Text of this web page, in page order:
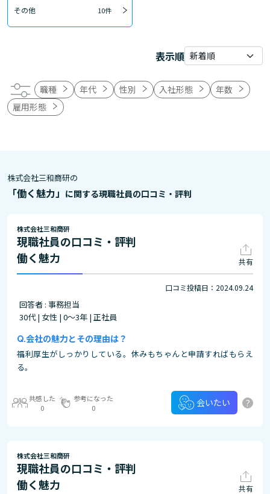
その他 10件
表示順
職種 年代 性別 入社形態
年数
雇用形態
株式会社三和商研の
「働く魅力」 に関する現職社員の口コミ・評判
株式会社三和商研
現職社員の口コミ・評判
働く魅力
共有
口コミ投稿日：2024.09.24
回答者 : 事務担当
30代 | 女性 | 0～3年 | 正社員
会社の魅力とその理由は？
福利厚生がしっかりしている。休みもちゃんと申請すればもらえ
る。
共感した
0
参考になった
0
会いたい ?
株式会社三和商研
現職社員の口コミ・評判
働く魅力
共有